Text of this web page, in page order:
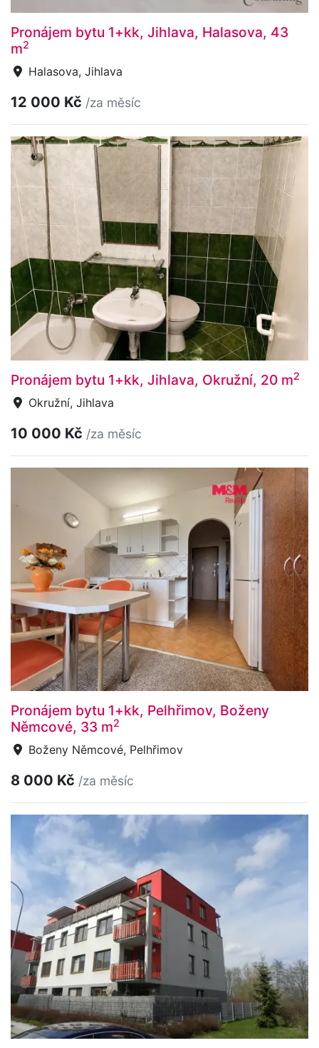
Pronájem bytu 1+kk, Jihlava, Halasova, 43
m2
Halasova, Jihlava
12 000 Kč /za měsíc
Pronájem bytu 1+kk, Jihlava, Okružní, 20 m2
Okružní, Jihlava
10 000 Kč /za měsíc
Pronájem bytu 1+kk, Pelhřimov, Boženy
Němcové, 33 m2
Boženy Němcové, Pelhřimov
8 000 Kč /za měsíc